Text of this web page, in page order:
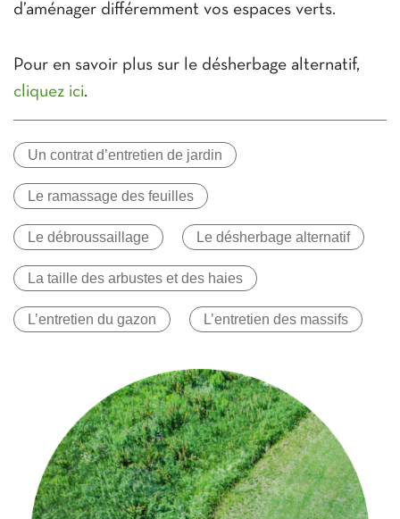
d’aménager différemment vos espaces verts.
Pour en savoir plus sur le désherbage alternatif,
cliquez ici.
Un contrat d’entretien de jardin
Le ramassage des feuilles
Le débroussaillage Le désherbage alternatif
La taille des arbustes et des haies
L’entretien du gazon L’entretien des massifs